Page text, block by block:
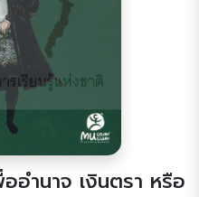
อำนาจ เงินตรา หรือ